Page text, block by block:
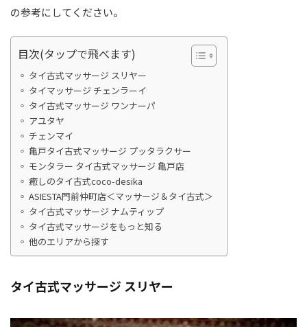
の参考にしてください。
目次(タップで飛べます)
タイ古式マッサージ スリヤー
タイマッサージ チェンラーイ
タイ古式マッサージ ワンナーパ
アユタヤ
チェンマイ
亀戸タイ古式マッサージ プッタラクサー
モンタラー タイ古式マッサージ 亀戸店
癒しのタイ古式coco-desika
ASIESTA門前仲町店＜マッサージ＆タイ古式＞
タイ古式マッサージ ナムティップ
タイ古式マッサージをもっと知る
他のエリアから探す
タイ古式マッサージ スリヤー